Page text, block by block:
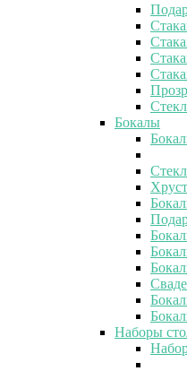
Бокалы
Наборы